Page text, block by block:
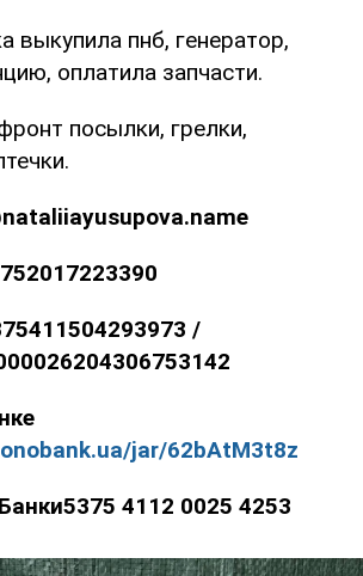
выкупила пнб, генератор,
оплатила запчасти.
посылки, грелки,
/
jar/62bAtM3t8z
4112 0025 4253